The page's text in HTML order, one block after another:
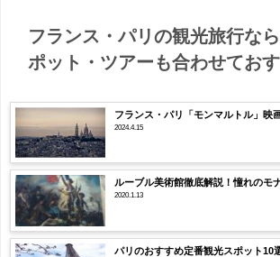
フランス・パリの観光旅行な
ポット・ツアーも合わせておす
フランス・パリ「モンマルトル」映
2024.4.15
ルーブル美術館徹底解説！憧れのモ
2020.1.13
パリのおすすめ定番観光スポット10